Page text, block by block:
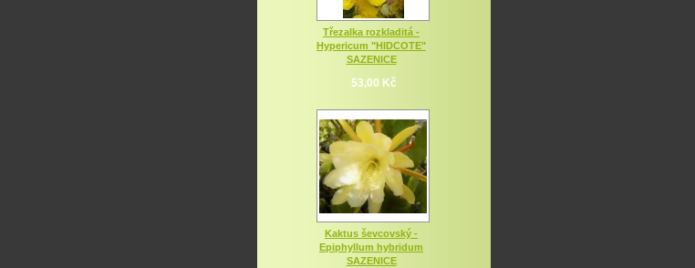
Třezalka rozkladitá -
Hypericum "HIDCOTE"
SAZENICE
53,00 Kč
Kaktus ševcovský -
Epiphyllum hybridum
SAZENICE